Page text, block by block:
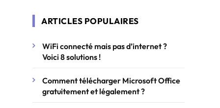
ARTICLES POPULAIRES
WiFi connecté mais pas d’internet ?
Voici 8 solutions !
Comment télécharger Microsoft Office
gratuitement et légalement ?